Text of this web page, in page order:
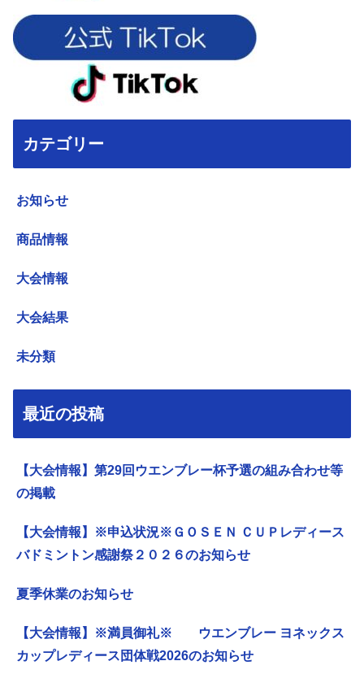
カテゴリー
お知らせ
商品情報
大会情報
大会結果
未分類
最近の投稿
【大会情報】第29回ウエンブレー杯予選の組み合わせ等
の掲載
【大会情報】※申込状況※ＧＯＳＥＮ ＣＵＰレディース
バドミントン感謝祭２０２６のお知らせ
夏季休業のお知らせ
【大会情報】※満員御礼※ ウエンブレー ヨネックス
カップレディース団体戦2026のお知らせ